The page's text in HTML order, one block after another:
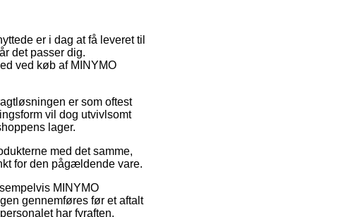
er i dag at få leveret til
det passer dig.
ved køb af MINYMO
er som oftest
vil dog utvivlsomt
lager.
med det samme,
for den pågældende vare.
MINYMO
gennemføres før et aftalt
har fyraften.